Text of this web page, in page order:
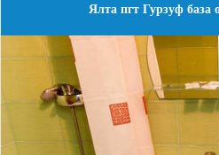
Ялта пгт Гурзуф